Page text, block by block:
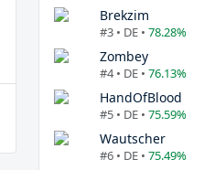
Brekzim
#3 • DE • 78.28%
Zombey
#4 • DE • 76.13%
HandOfBlood
#5 • DE • 75.59%
Wautscher
#6 • DE • 75.49%